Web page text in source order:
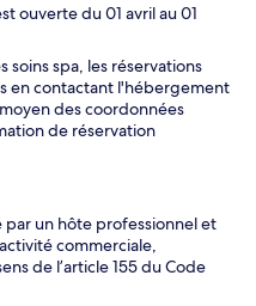
ouverte du 01 avril au 01
soins spa, les réservations
en contactant l'hébergement
des coordonnées
de réservation
un hôte professionnel et
commerciale,
de l’article 155 du Code